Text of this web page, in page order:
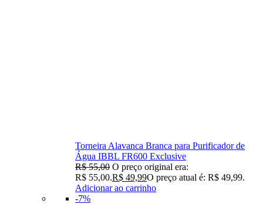
Torneira Alavanca Branca para Purificador de
Água IBBL FR600 Exclusive
R$55,00 O preço original era:
R$ 55,00.R$ 49,99O preço atual é: R$ 49,99.
Adicionar ao carrinho
-7%